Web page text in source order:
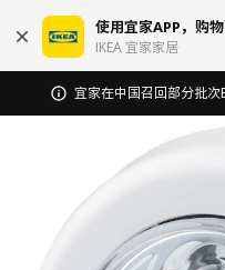
使用宜家APP，购
IKEA 宜家家居
宜家在中国召回部分批次